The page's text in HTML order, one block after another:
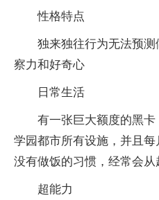
性格特点
独来独往行为无法预
察力和好奇心
日常生活
有一张巨大额度的黑
学园都市所有设施，并且每
没有做饭的习惯，经常会
超能力